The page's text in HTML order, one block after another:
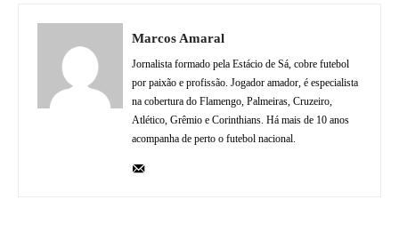
Marcos Amaral
Jornalista formado pela Estácio de Sá, cobre futebol
por paixão e profissão. Jogador amador, é especialista
na cobertura do Flamengo, Palmeiras, Cruzeiro,
Atlético, Grêmio e Corinthians. Há mais de 10 anos
acompanha de perto o futebol nacional.